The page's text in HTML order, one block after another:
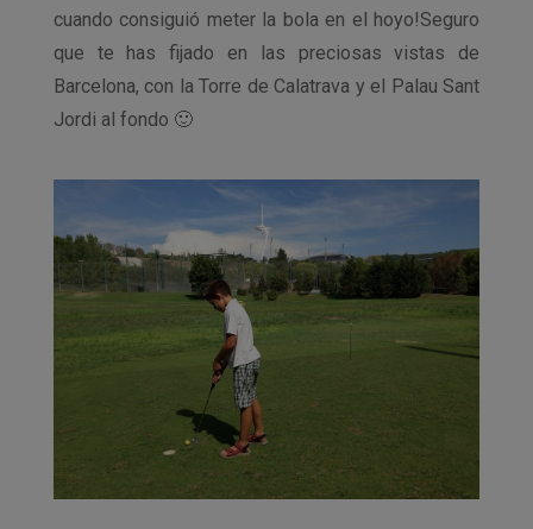
cuando consiguió meter la bola en el hoyo!Seguro
que te has fijado en las preciosas vistas de
Barcelona, con la Torre de Calatrava y el Palau Sant
Jordi al fondo 🙂